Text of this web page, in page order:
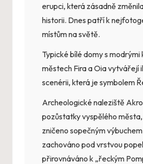
erupci, která zásadně
historii. Dnes patří k
místům na světě.
Typické bílé domy s modrými
městech Fira a Oia vytvářejí
scenérii, která je symbolem
Archeologické naleziště
pozůstatky vyspělého
zničeno sopečným
zachováno pod vrstvou
přirovnáváno k „řeckým